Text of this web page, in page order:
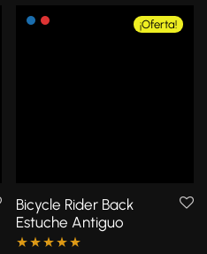
¡Oferta!
Bicycle Rider Back
Estuche Antiguo